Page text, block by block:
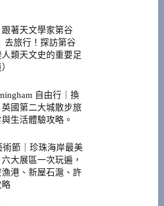
跟著天文學家第谷
去旅行！探訪第谷
類天文史的重要足
自由行｜換
國第二大城散步旅
生活體驗攻略。
術節｜珍珠海岸最美
大展區一次玩遍，
港、新屋石滬、許
略